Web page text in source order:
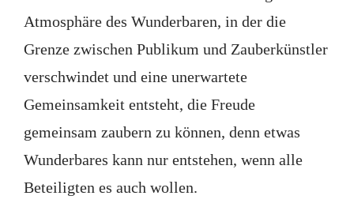
Atmosphäre des Wunderbaren, in der die
Grenze zwischen Publikum und Zauberkünstler
verschwindet und eine unerwartete
Gemeinsamkeit entsteht, die Freude
gemeinsam zaubern zu können, denn etwas
Wunderbares kann nur entstehen, wenn alle
Beteiligten es auch wollen.